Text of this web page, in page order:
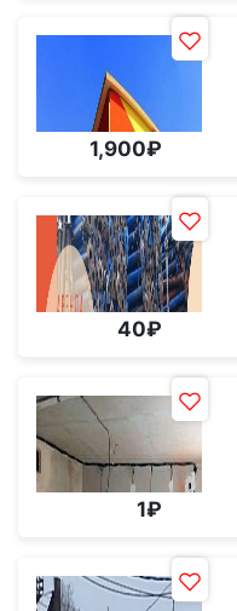
1,900₽
40₽
1₽